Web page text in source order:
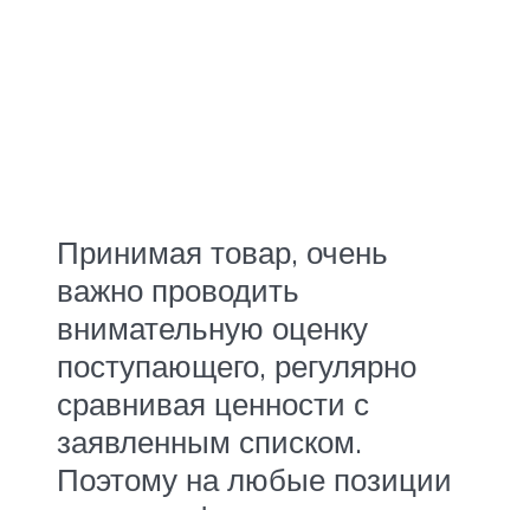
Принимая товар, очень
важно проводить
внимательную оценку
поступающего, регулярно
сравнивая ценности с
заявленным списком.
Поэтому на любые позиции